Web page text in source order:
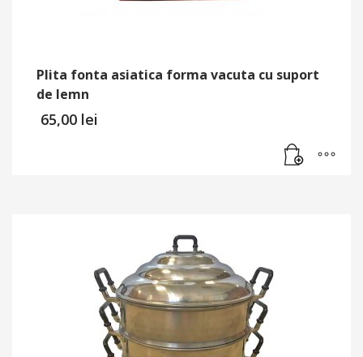
Plita fonta asiatica forma vacuta cu suport
de lemn
65,00 lei